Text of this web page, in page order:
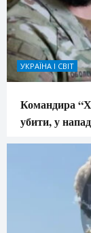
УКРАЇНА І СВІТ
Командира
убити, у